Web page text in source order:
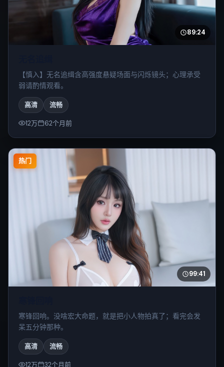
89:24
【慎入】无名追缉含高强度悬疑场面与闪烁镜头；心理承受
弱请酌情观看。
高清 流畅
12万 62个月前
热门
99:41
寒锋回响。没啥宏大命题，就是把小人物拍真了；看完会发
呆五分钟那种。
高清 流畅
12万 32个月前